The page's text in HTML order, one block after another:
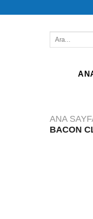
Ara:
ANA
BACON